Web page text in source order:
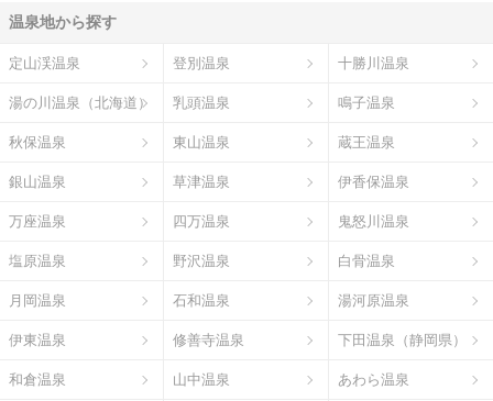
温泉地から探す
定山渓温泉 登別温泉 十勝川温泉
湯の川温泉（北海道） 乳頭温泉 鳴子温泉
秋保温泉 東山温泉 蔵王温泉
銀山温泉 草津温泉 伊香保温泉
万座温泉 四万温泉 鬼怒川温泉
塩原温泉 野沢温泉 白骨温泉
月岡温泉 石和温泉 湯河原温泉
伊東温泉 修善寺温泉 下田温泉（静岡県）
和倉温泉 山中温泉 あわら温泉